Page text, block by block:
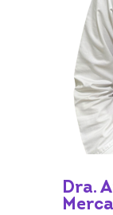
Dra.